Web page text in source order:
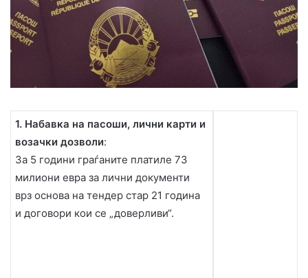
1. Набавка на пасоши, лични карти и
возачки дозволи:
За 5 години граѓаните платиле 73
милиони евра за лични документи
врз основа на тендер стар 21 година
и договори кои се „доверливи“.